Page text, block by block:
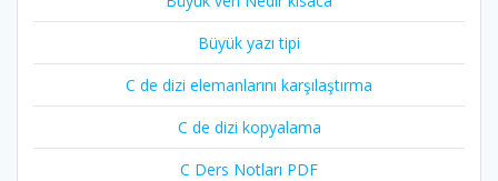
Büyük yazı tipi
C de dizi elemanlarını karşılaştırma
C de dizi kopyalama
C Ders Notları PDF